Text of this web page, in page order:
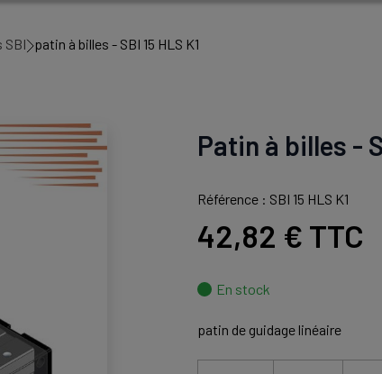
SBI patin à billes - SBI 15 HLS K1
Patin à billes -
Référence : SBI 15 HLS K1
42,82 € TTC
En stock
patin de guidage linéaire